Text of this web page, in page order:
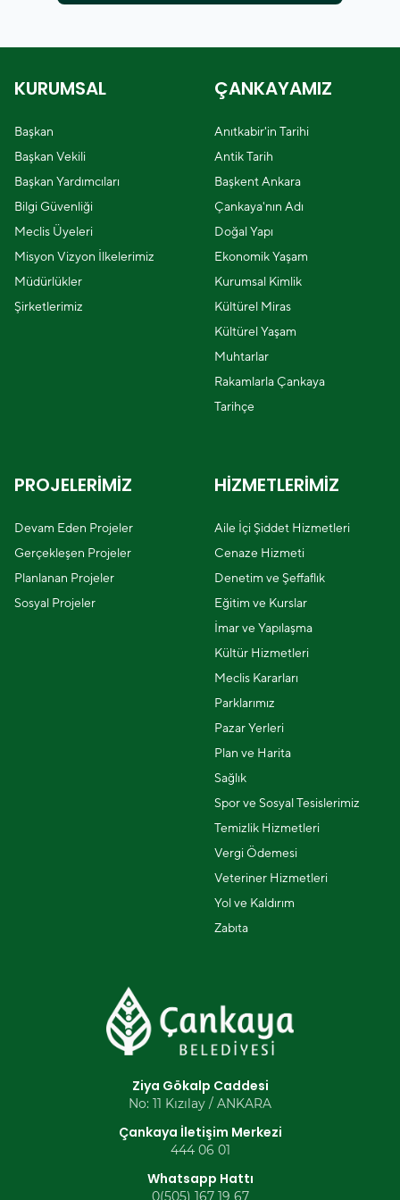
KURUMSAL
Başkan
Başkan Vekili
Başkan Yardımcıları
Bilgi Güvenliği
Meclis Üyeleri
Misyon Vizyon İlkelerimiz
Müdürlükler
Şirketlerimiz
ÇANKAYAMIZ
Anıtkabir'in Tarihi
Antik Tarih
Başkent Ankara
Çankaya'nın Adı
Doğal Yapı
Ekonomik Yaşam
Kurumsal Kimlik
Kültürel Miras
Kültürel Yaşam
Muhtarlar
Rakamlarla Çankaya
Tarihçe
PROJELERİMİZ
Devam Eden Projeler
Gerçekleşen Projeler
Planlanan Projeler
Sosyal Projeler
HİZMETLERİMİZ
Aile İçi Şiddet Hizmetleri
Cenaze Hizmeti
Denetim ve Şeffaflık
Eğitim ve Kurslar
İmar ve Yapılaşma
Kültür Hizmetleri
Meclis Kararları
Parklarımız
Pazar Yerleri
Plan ve Harita
Sağlık
Spor ve Sosyal Tesislerimiz
Temizlik Hizmetleri
Vergi Ödemesi
Veteriner Hizmetleri
Yol ve Kaldırım
Zabıta
Ziya Gökalp Caddesi
No: 11 Kızılay / ANKARA
Çankaya İletişim Merkezi
444 06 01
Whatsapp Hattı
0(505) 167 19 67